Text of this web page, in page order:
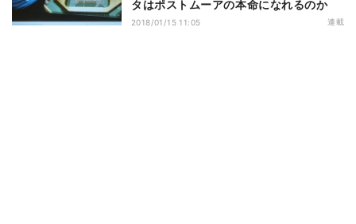
タはポストムーアの本命になれるのか
2018/01/15 11:05 連載